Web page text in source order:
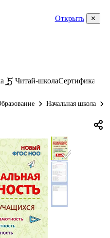
Открыть
Читай-школаСертификаты
Начальная школа